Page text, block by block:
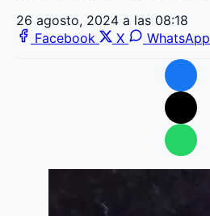
26 agosto, 2024 a las 08:18
Facebook
X WhatsApp